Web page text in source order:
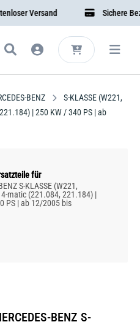
Versand Sichere
BENZ
S-KLASSE (W221,
| 250 KW / 340 PS | ab
für
S-KLASSE (W221,
4-matic (221.084, 221.184) |
PS | ab 12/2005 bis
BENZ S-